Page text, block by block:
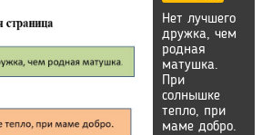
Нет лучшего
дружка, чем
родная
матушка.
При
солнышке
тепло, при
маме добро.